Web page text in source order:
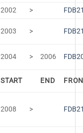
2002 >
2003 >
2004 > 2006
START END
2008 >